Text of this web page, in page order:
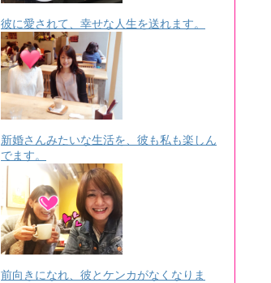
彼に愛されて、幸せな人生を送れます。
新婚さんみたいな生活を、彼も私も楽しん
でます。
前向きになれ、彼とケンカがなくなりま